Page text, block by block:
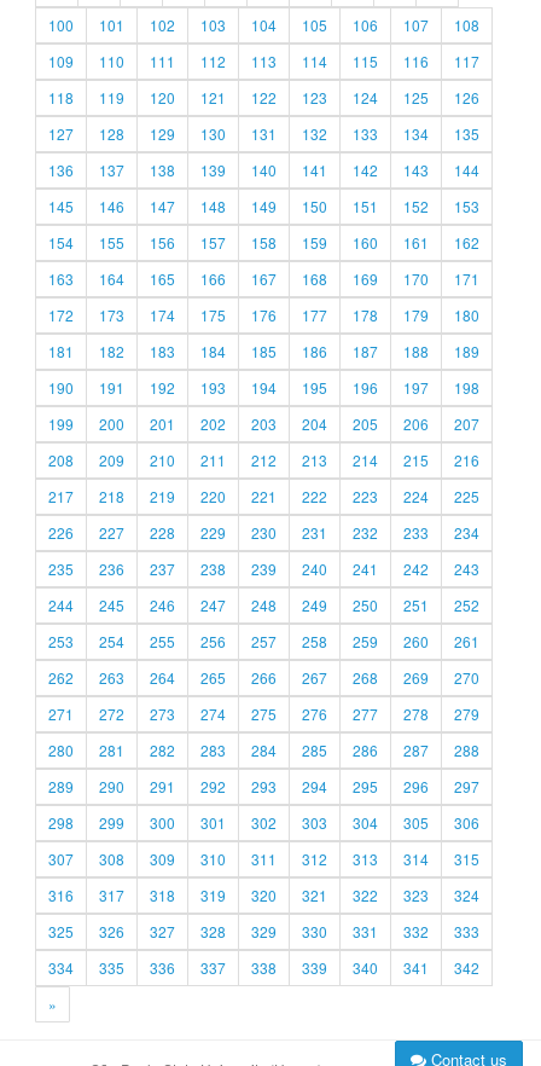
100
101 102 103 104 105 106 107
108
109
110 111 112 113 114 115 116
117
118
119 120 121 122 123 124 125
126
127
128 129 130 131 132 133 134
135
136
137 138 139 140 141 142 143
144
145
146 147 148 149 150 151 152
153
154
155 156 157 158 159 160 161
162
163
164 165 166 167 168 169 170
171
172
173 174 175 176 177 178 179
180
181
182 183 184 185 186 187 188
189
190
191 192 193 194 195 196 197
198
199
200 201 202 203 204 205 206
207
208
209 210 211 212 213 214 215
216
217
218 219 220 221 222 223 224
225
226
227 228 229 230 231 232 233
234
235
236 237 238 239 240 241 242
243
244
245 246 247 248 249 250 251
252
253
254 255 256 257 258 259 260
261
262
263 264 265 266 267 268 269
270
271
272 273 274 275 276 277 278
279
280
281 282 283 284 285 286 287
288
289
290 291 292 293 294 295 296
297
298
299 300 301 302 303 304 305
306
307
308 309 310 311 312 313 314
315
316
317 318 319 320 321 322 323
324
325
326 327 328 329 330 331 332
333
334
335 336 337 338 339 340 341
342
»
Contact us